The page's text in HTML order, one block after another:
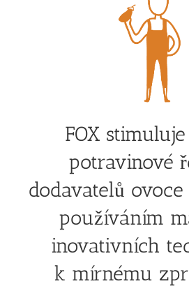
FOX
potravinové
dodavatelů
používáním
inovativních
k mírnému